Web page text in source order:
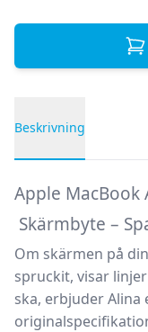
Beskrivning
Apple MacBook
Skärmbyte –
Om skärmen på din
spruckit, visar
ska, erbjuder